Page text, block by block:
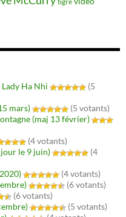
Ha Nhi
(5
mars)
(5 votants)
(maj 13 février)
(4 votants)
jour le 9 juin)
(4
(4 votants)
(6 votants)
(6 votants)
(5 votants)